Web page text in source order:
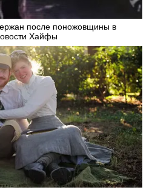
после поножовщины в
Хайфы